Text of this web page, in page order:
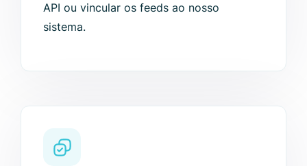
API ou vincular os feeds ao nosso
sistema.